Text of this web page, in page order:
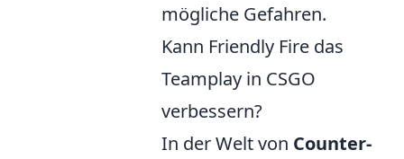
mögliche Gefahren.
Kann Friendly Fire das
Teamplay in CSGO
verbessern?
In der Welt von Counter-